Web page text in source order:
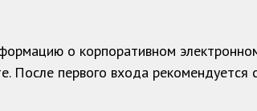
о корпоративном
После первого входа рекомендуется